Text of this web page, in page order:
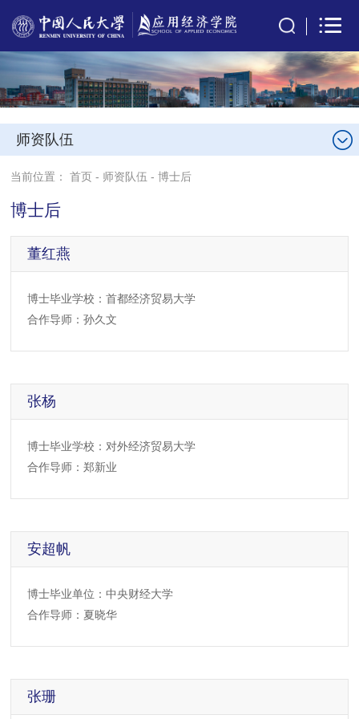
师资队伍
当前位置：首页 - 师资队伍 -博士后
博士后
董红燕
博士毕业学校：首都经济贸易大学
合作导师：孙久文
张杨
博士毕业学校：对外经济贸易大学
合作导师：郑新业
安超帆
博士毕业单位：中央财经大学
合作导师：夏晓华
张珊